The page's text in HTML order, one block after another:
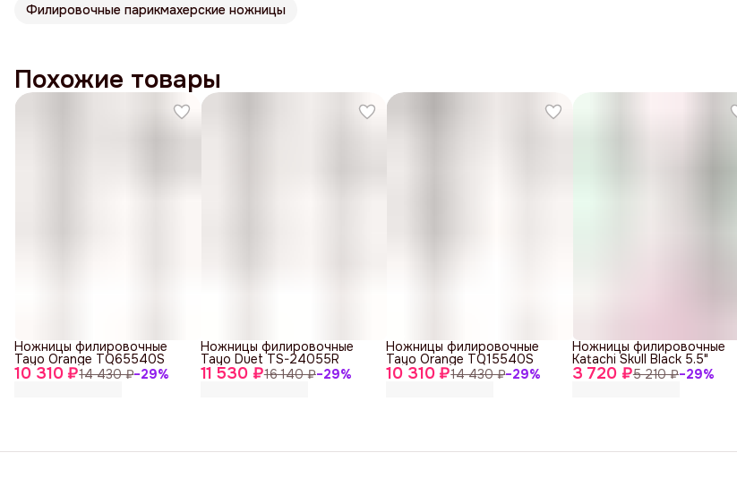
Филировочные парикмахерские ножницы
Похожие товары
10 310 ₽14 430 ₽−29%
Ножницы филировочные
Tayo Orange TQ65540S
11 530 ₽16 140 ₽−29%
Ножницы филировочные
Tayo Duet TS-24055R
10 310 ₽14 430 ₽−29%
Ножницы филировочные
Tayo Orange TQ15540S
3 720 ₽5 210 ₽−29%
Ножницы филировочные
Katachi Skull Black 5.5"